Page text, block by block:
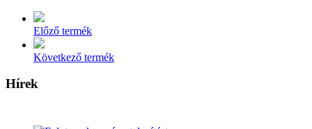
Előző termék
Következő termék
Hírek